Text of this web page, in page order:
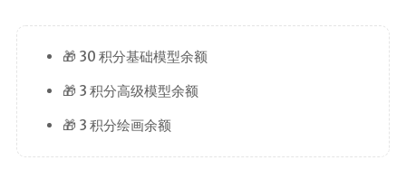
🎁 30 积分基础模型余额
🎁 3 积分高级模型余额
🎁 3 积分绘画余额